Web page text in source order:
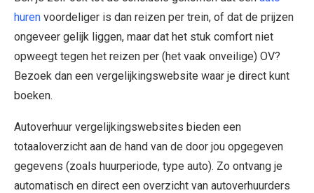
huren voordeliger is dan reizen per trein, of dat de prijzen
ongeveer gelijk liggen, maar dat het stuk comfort niet
opweegt tegen het reizen per (het vaak onveilige) OV?
Bezoek dan een vergelijkingswebsite waar je direct kunt
boeken.
Autoverhuur vergelijkingswebsites bieden een
totaaloverzicht aan de hand van de door jou opgegeven
gegevens (zoals huurperiode, type auto). Zo ontvang je
automatisch en direct een overzicht van autoverhuurders